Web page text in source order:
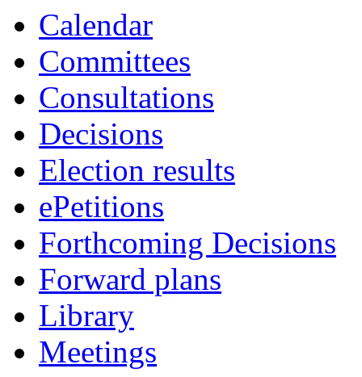
Calendar
Committees
Consultations
Decisions
Election results
ePetitions
Forthcoming Decisions
Forward plans
Library
Meetings